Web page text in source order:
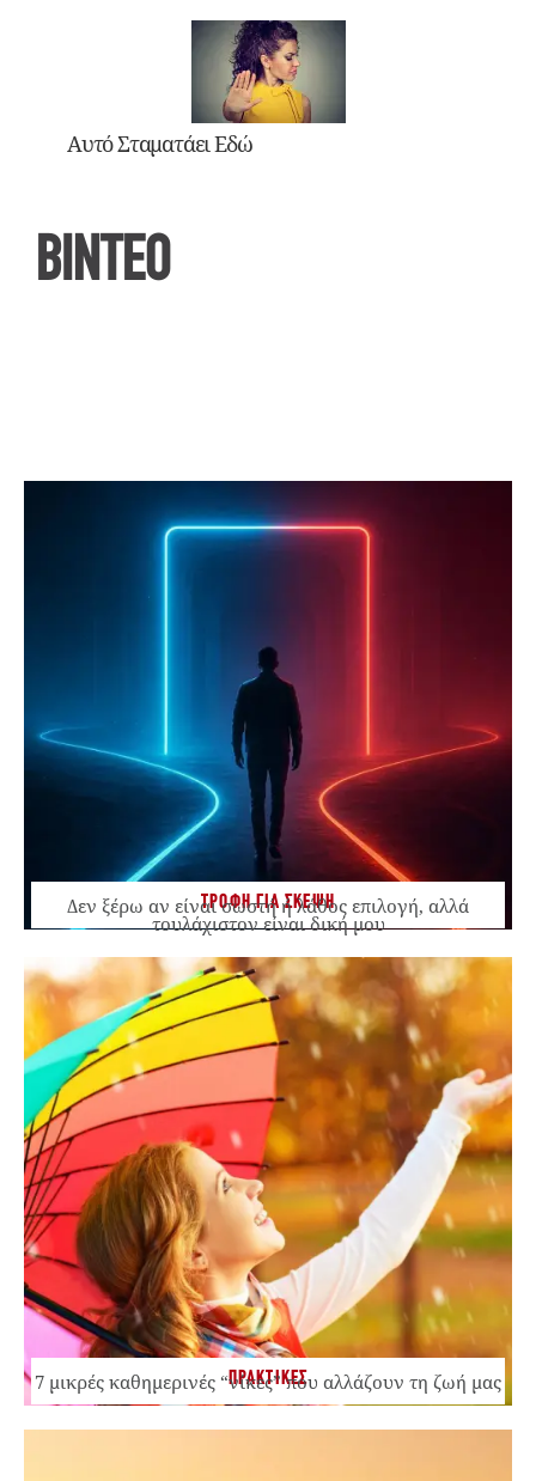
Αυτό Σταματάει Εδώ
ΒΙΝΤΕΟ
ΤΡΟΦΗ ΓΙΑ ΣΚΕΨΗ
Δεν ξέρω αν είναι σωστή ή λάθος επιλογή, αλλά
τουλάχιστον είναι δική μου
ΠΡΑΚΤΙΚΕΣ
7 μικρές καθημερινές “νίκες” που αλλάζουν τη ζωή μας